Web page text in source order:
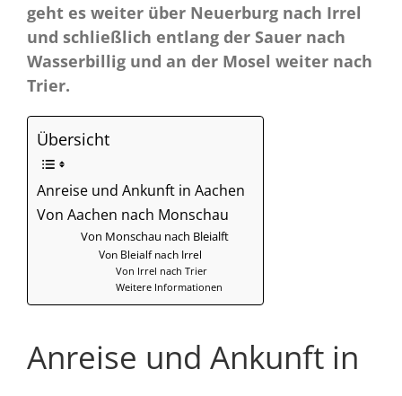
geht es weiter über Neuerburg nach Irrel
und schließlich entlang der Sauer nach
Wasserbillig und an der Mosel weiter nach
Trier.
Übersicht
Anreise und Ankunft in Aachen
Von Aachen nach Monschau
Von Monschau nach Bleialft
Von Bleialf nach Irrel
Von Irrel nach Trier
Weitere Informationen
Anreise und Ankunft in